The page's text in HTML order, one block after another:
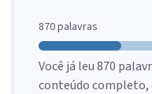
870palavras
Você já leu870
conteúdo completo,